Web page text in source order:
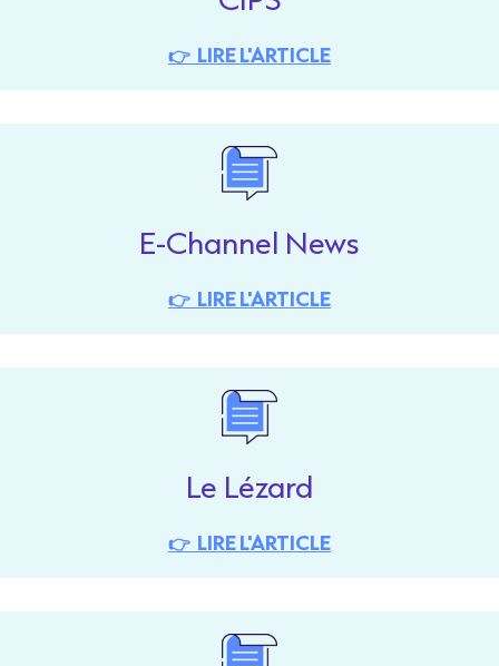
👉 LIRE L'ARTICLE
E-Channel News
👉 LIRE L'ARTICLE
Le Lézard
👉 LIRE L'ARTICLE